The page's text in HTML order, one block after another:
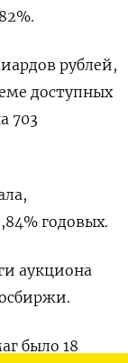
рублей,
доступных
703
годовых.
аукциона
было 18